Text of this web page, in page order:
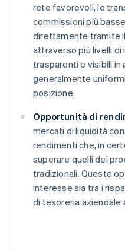
rete favorevoli, le
commissioni più
direttamente tramite
attraverso più livelli di
trasparenti e visibili in
generalmente
posizione.
Opportunità di
mercati di liquidità
rendimenti che, in
superare quelli dei
tradizionali. Queste
interesse sia tra i
di tesoreria aziendale